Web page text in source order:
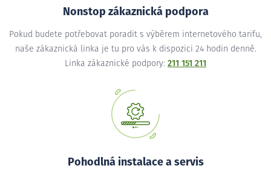
Nonstop zákaznická podpora
Pokud budete potřebovat poradit s výběrem internetového tarifu,
naše zákaznická linka je tu pro vás k dispozici 24 hodin denně.
Linka zákaznické podpory: 211 151 211
Pohodlná instalace a servis